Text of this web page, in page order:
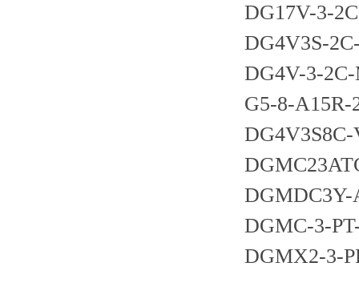
DG17V-3-
DG4V3S-
DG4V-3-
G5-8-A15R-
DGMC-3-
DGMX2-3-